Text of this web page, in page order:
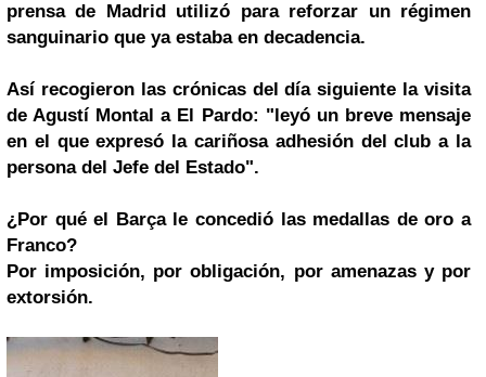
prensa de Madrid utilizó para reforzar un régimen
sanguinario que ya estaba en decadencia.
Así recogieron las crónicas del día siguiente la visita
de Agustí Montal a El Pardo: "leyó un breve mensaje
en el que expresó la cariñosa adhesión del club a la
persona del Jefe del Estado".
¿Por qué el Barça le concedió las medallas de oro a
Franco?
Por imposición, por obligación, por amenazas y por
extorsión.